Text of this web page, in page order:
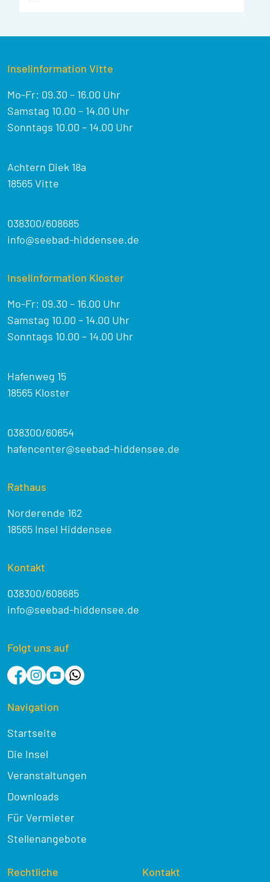
Inselinformation Vitte
Mo-Fr: 09.30 – 16.00 Uhr
Samstag 10.00 – 14.00 Uhr
Sonntags 10.00 – 14.00 Uhr
Achtern Diek 18a
18565 Vitte
038300/608685
info@seebad-hiddensee.de
Inselinformation Kloster
Mo-Fr: 09.30 – 16.00 Uhr
Samstag 10.00 – 14.00 Uhr
Sonntags 10.00 – 14.00 Uhr
Hafenweg 15
18565 Kloster
038300/60654
hafencenter@seebad-hiddensee.de
Rathaus
Norderende 162
18565 Insel Hiddensee
Kontakt
038300/608685
info@seebad-hiddensee.de
Folgt uns auf
Navigation
Startseite
Die Insel
Veranstaltungen
Downloads
Für Vermieter
Stellenangebote
Rechtliche
Kontakt